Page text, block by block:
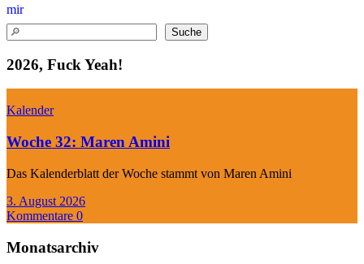
Suchen Suche
2026, Fuck Yeah!
Kalender
Woche 32: Maren Amini
Das Kalenderblatt der Woche stammt von Maren Amini
3. August 2026
Kommentare 0
Monatsarchiv